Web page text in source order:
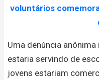
voluntários
Uma denúncia anônima
estaria servindo de
jovens estariam